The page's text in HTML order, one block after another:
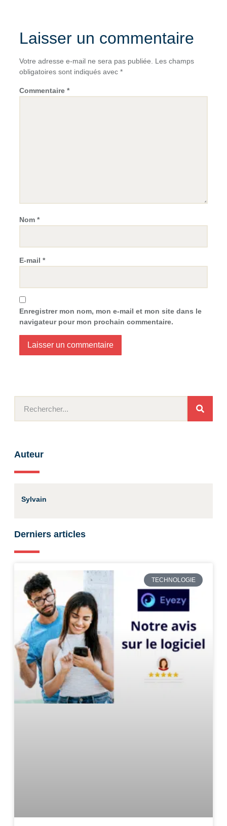
Laisser un commentaire
Votre adresse e-mail ne sera pas publiée. Les champs
obligatoires sont indiqués avec *
Commentaire *
Nom *
E-mail *
Enregistrer mon nom, mon e-mail et mon site dans le
navigateur pour mon prochain commentaire.
Auteur
Sylvain
Derniers articles
TECHNOLOGIE